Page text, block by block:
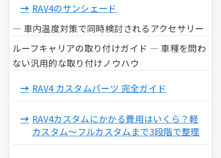
RAV4のサンシェード
— 車内温度対策で同時検討されるアクセサリー
ルーフキャリアの取り付けガイド — 車種を問わ
ない汎用的な取り付けノウハウ
RAV4 カスタムパーツ 完全ガイド
RAV4カスタムにかかる費用はいくら？軽
カスタム〜フルカスタムまで3段階で整理